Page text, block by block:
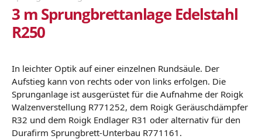
3 m Sprungbrettanlage Edelstahl
R250
In leichter Optik auf einer einzelnen Rundsäule. Der
Aufstieg kann von rechts oder von links erfolgen. Die
Sprunganlage ist ausgerüstet für die Aufnahme der Roigk
Walzenverstellung R771252, dem Roigk Geräuschdämpfer
R32 und dem Roigk Endlager R31 oder alternativ für den
Durafirm Sprungbrett-Unterbau R771161.